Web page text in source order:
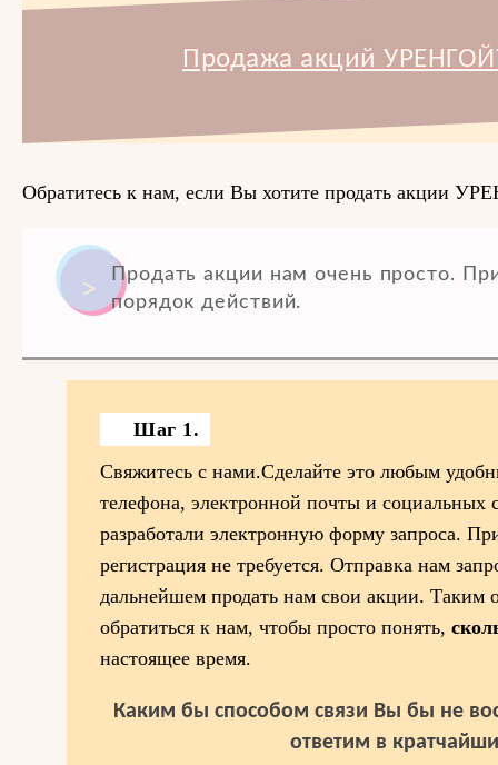
Продажа акций
Обратитесь к нам, если Вы хотите продать акции
Продать акции нам очень просто.
порядок действий.
Шаг 1.
Свяжитесь с нами.Сделайте это любым
телефона, электронной почты и социальных
разработали электронную форму запроса.
регистрация не требуется. Отправка нам
дальнейшем продать нам свои акции. Таким
обратиться к нам, чтобы просто понять,
настоящее время.
Каким бы способом связи Вы бы не
ответим в